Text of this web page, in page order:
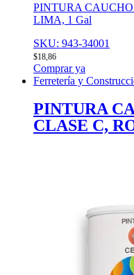
PINTURA
LIMA, 1 Gal
SKU: 943-34001
$18,86
Comprar ya
Ferretería y
PINTURA
CLASE C,